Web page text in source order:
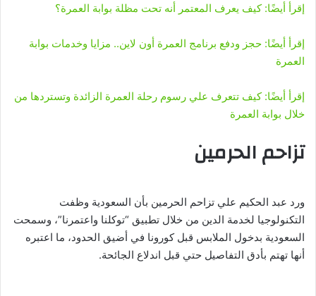
إقرأ أيضًا: كيف يعرف المعتمر أنه تحت مظلة بوابة العمرة؟
إقرأ أيضًا: حجز ودفع برنامج العمرة أون لاين.. مزايا وخدمات بوابة
العمرة
إقرأ أيضًا: كيف تتعرف علي رسوم رحلة العمرة الزائدة وتستردها من
خلال بوابة العمرة
تزاحم الحرمين
ورد عبد الحكيم علي تزاحم الحرمين بأن السعودية وظفت
التكنولوجيا لخدمة الدين من خلال تطبيق “توكلنا واعتمرنا”، وسمحت
السعودية بدخول الملابس قبل كورونا في أضيق الحدود، ما اعتبره
أنها تهتم بأدق التفاصيل حتي قبل اندلاع الجائحة.